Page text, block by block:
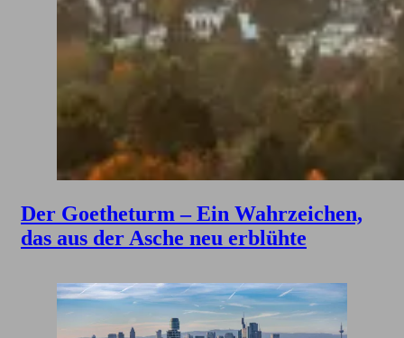
Der Goetheturm – Ein Wahrzeichen,
das aus der Asche neu erblühte